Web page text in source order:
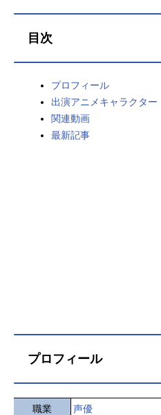
今期アニメ曜日別一覧
春アニメ
秋アニメ
男性声優/女性声優一覧
目次
プロフィール
出演アニメキャラクター
関連動画
最新記事
プロフィール
職業
声優